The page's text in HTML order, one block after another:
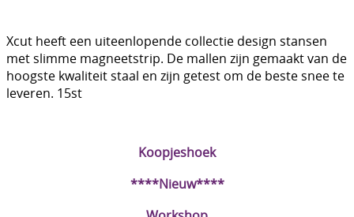
Kleurboeken en Handboeken
Cadeaubon
Diversen
Koopjeshoek
****Nieuw****
Xcut heeft een uiteenlopende collectie design stansen
met slimme magneetstrip. De mallen zijn gemaakt van de
hoogste kwaliteit staal en zijn getest om de beste snee te
leveren. 15st